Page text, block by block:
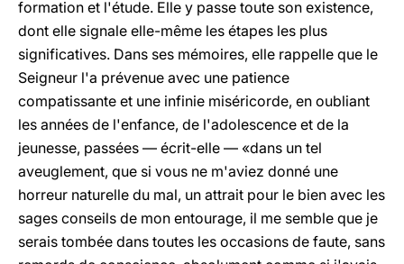
formation et l'étude. Elle y passe toute son existence,
dont elle signale elle-même les étapes les plus
significatives. Dans ses mémoires, elle rappelle que le
Seigneur l'a prévenue avec une patience
compatissante et une infinie miséricorde, en oubliant
les années de l'enfance, de l'adolescence et de la
jeunesse, passées — écrit-elle — «dans un tel
aveuglement, que si vous ne m'aviez donné une
horreur naturelle du mal, un attrait pour le bien avec les
sages conseils de mon entourage, il me semble que je
serais tombée dans toutes les occasions de faute, sans